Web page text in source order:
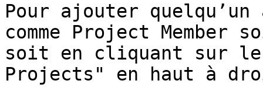
Pour ajouter
comme Project
soit en cliquant sur
Projects" en haut à